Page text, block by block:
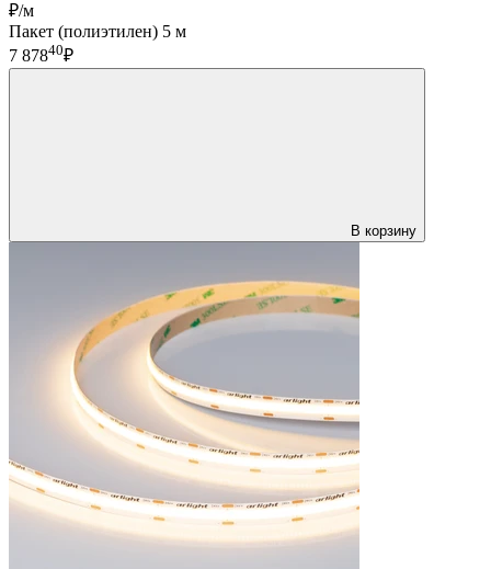
₽/м
Пакет (полиэтилен) 5 м
7 87840₽
В корзину